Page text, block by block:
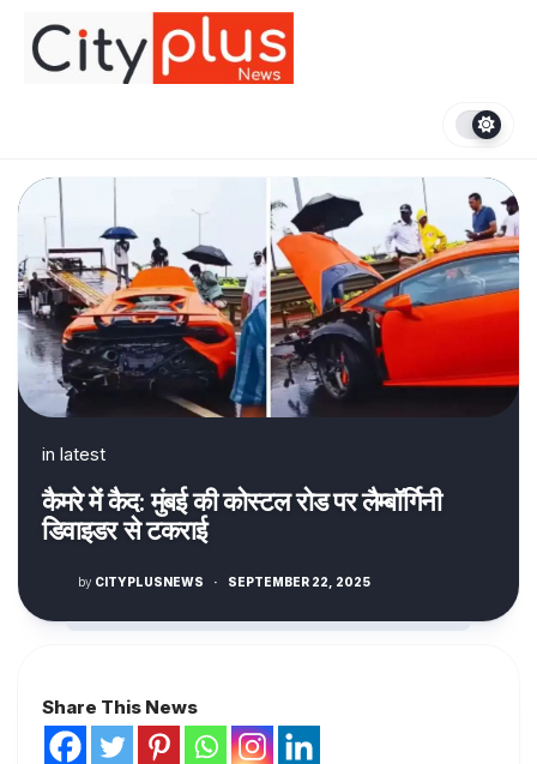
content
in latest
कैमरे में कैद: मुंबई की कोस्टल रोड पर लैम्बॉर्गिनी
डिवाइडर से टकराई
by CITYPLUSNEWS · SEPTEMBER 22, 2025
Share This News